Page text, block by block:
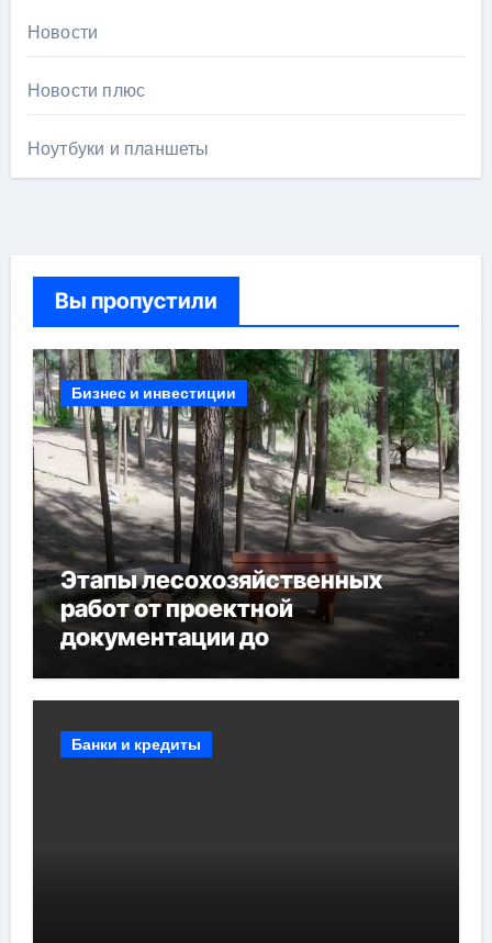
Новости
Новости плюс
Ноутбуки и планшеты
Вы пропустили
Бизнес и инвестиции
Этапы лесохозяйственных
работ от проектной
документации до
мероприятий и обустройства
Банки и кредиты